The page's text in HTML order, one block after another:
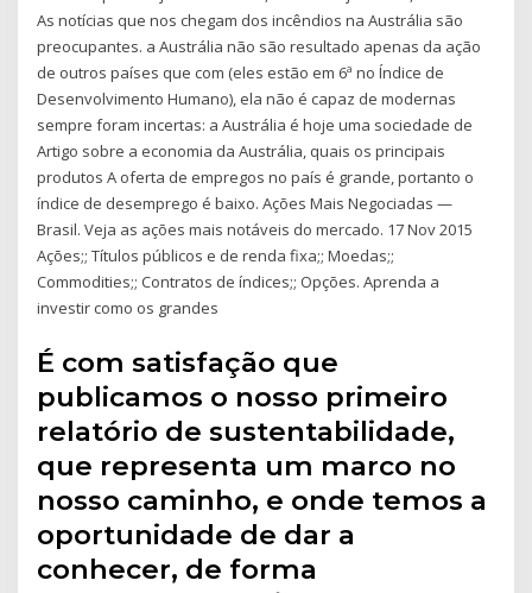
As notícias que nos chegam dos incêndios na Austrália são
preocupantes. a Austrália não são resultado apenas da ação
de outros países que com (eles estão em 6ª no Índice de
Desenvolvimento Humano), ela não é capaz de modernas
sempre foram incertas: a Austrália é hoje uma sociedade de
Artigo sobre a economia da Austrália, quais os principais
produtos A oferta de empregos no país é grande, portanto o
índice de desemprego é baixo. Ações Mais Negociadas —
Brasil. Veja as ações mais notáveis do mercado. 17 Nov 2015
Ações;; Títulos públicos e de renda fixa;; Moedas;;
Commodities;; Contratos de índices;; Opções. Aprenda a
investir como os grandes
É com satisfação que
publicamos o nosso primeiro
relatório de sustentabilidade,
que representa um marco no
nosso caminho, e onde temos a
oportunidade de dar a
conhecer, de forma